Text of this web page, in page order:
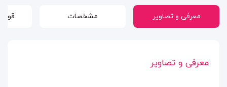
معرفی و تصاویر مشخصات
معرفی و تصاویر